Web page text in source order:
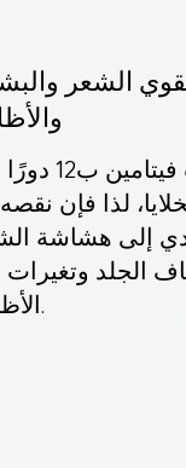
الشعر
يلعب فيتامين
لذا فإن
إلى هشاشة
الجلد
الأظافر.